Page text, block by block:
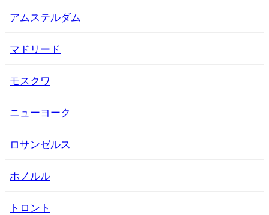
アムステルダム
マドリード
モスクワ
ニューヨーク
ロサンゼルス
ホノルル
トロント